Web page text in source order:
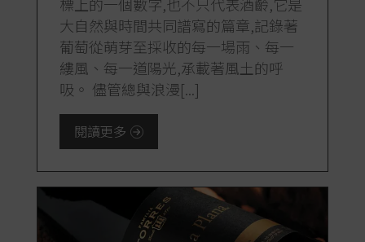
大自然與時間共同譜寫的篇章,記錄著
葡萄從萌芽至採收的每一場雨、每一
縷風、每一道陽光,承載著風土的呼
吸。 儘管總與浪漫[...]
閱讀更多